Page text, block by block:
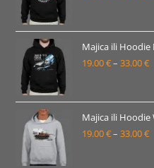
do
Majica ili Hoodie
19.00€– 33.00€
do
Majica ili Hoodie
19.00€– 33.00€